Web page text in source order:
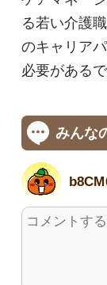
る若い介護
のキャリア
必要があるで
みんな